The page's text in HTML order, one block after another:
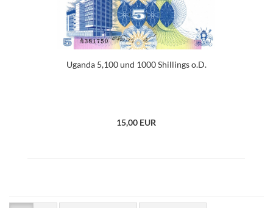
Uganda 5,100 und 1000 Shillings o.D.
15,00 EUR